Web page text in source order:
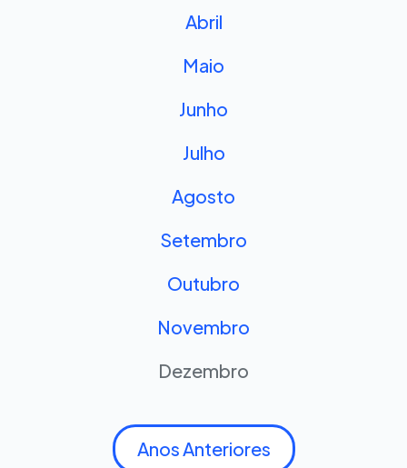
Abril
Maio
Junho
Julho
Agosto
Setembro
Outubro
Novembro
Dezembro
Anos Anteriores